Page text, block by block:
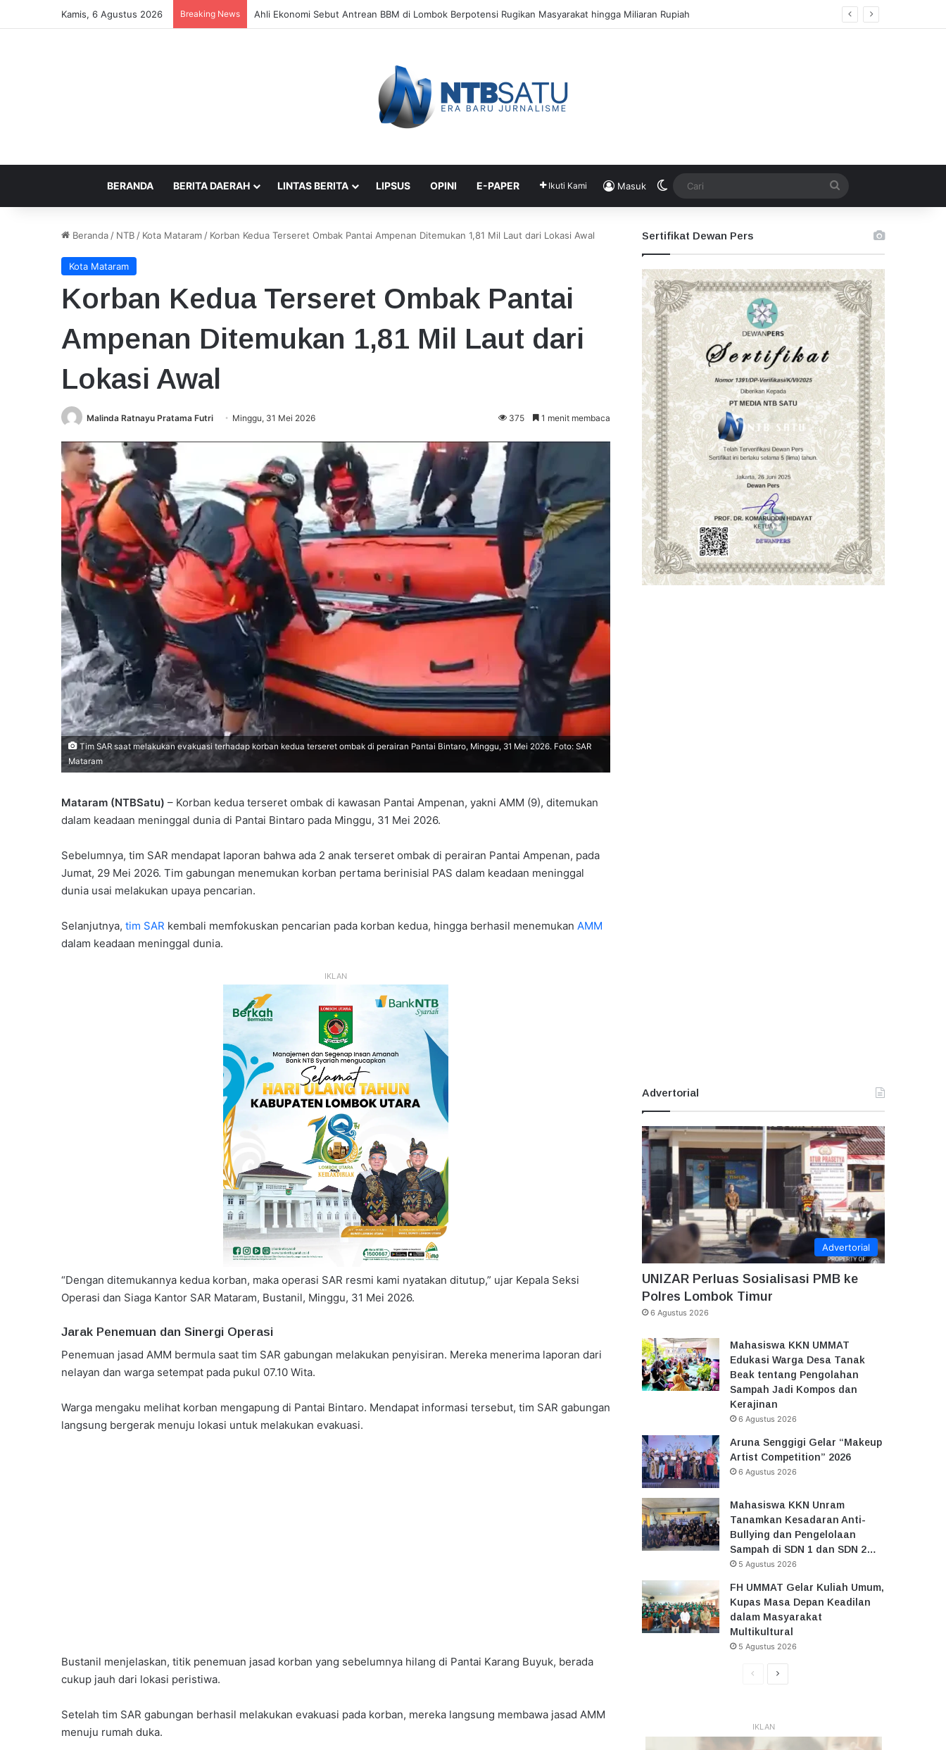
Kamis, 6 Agustus 2026 Breaking News Pemkot Bima Perketat Pengawasan Proyek Gedung Rawat Inap RSUD
BERANDA BERITA DAERAH LINTAS BERITA LIPSUS OPINI E-PAPER Ikuti Kami Masuk Switch skin
Beranda / NTB / Kota Mataram / Korban Kedua Terseret Ombak Pantai Ampenan Ditemukan 1,81 Mil Laut dari Lokasi Awal
Kota Mataram
Korban Kedua Terseret Ombak Pantai
Ampenan Ditemukan 1,81 Mil Laut dari
Lokasi Awal
Malinda Ratnayu Pratama Futri Minggu, 31 Mei 2026 375 1 menit membaca
Tim SAR saat melakukan evakuasi terhadap korban kedua terseret ombak di perairan Pantai Bintaro, Minggu, 31 Mei 2026. Foto: SAR
Mataram
Mataram (NTBSatu) – Korban kedua terseret ombak di kawasan Pantai Ampenan, yakni AMM (9), ditemukan
dalam keadaan meninggal dunia di Pantai Bintaro pada Minggu, 31 Mei 2026.
Sebelumnya, tim SAR mendapat laporan bahwa ada 2 anak terseret ombak di perairan Pantai Ampenan, pada
Jumat, 29 Mei 2026. Tim gabungan menemukan korban pertama berinisial PAS dalam keadaan meninggal
dunia usai melakukan upaya pencarian.
Selanjutnya, tim SAR kembali memfokuskan pencarian pada korban kedua, hingga berhasil menemukan AMM
dalam keadaan meninggal dunia.
IKLAN
“Dengan ditemukannya kedua korban, maka operasi SAR resmi kami nyatakan ditutup,” ujar Kepala Seksi
Operasi dan Siaga Kantor SAR Mataram, Bustanil, Minggu, 31 Mei 2026.
Jarak Penemuan dan Sinergi Operasi
Penemuan jasad AMM bermula saat tim SAR gabungan melakukan penyisiran. Mereka menerima laporan dari
nelayan dan warga setempat pada pukul 07.10 Wita.
Warga mengaku melihat korban mengapung di Pantai Bintaro. Mendapat informasi tersebut, tim SAR gabungan
langsung bergerak menuju lokasi untuk melakukan evakuasi.
Bustanil menjelaskan, titik penemuan jasad korban yang sebelumnya hilang di Pantai Karang Buyuk, berada
cukup jauh dari lokasi peristiwa.
Setelah tim SAR gabungan berhasil melakukan evakuasi pada korban, mereka langsung membawa jasad AMM
menuju rumah duka.
Sertifikat Dewan Pers
Advertorial
Advertorial
UNIZAR Perluas Sosialisasi PMB ke
Polres Lombok Timur
6 Agustus 2026
Mahasiswa KKN UMMAT
Edukasi Warga Desa Tanak
Beak tentang Pengolahan
Sampah Jadi Kompos dan
Kerajinan
6 Agustus 2026
Aruna Senggigi Gelar “Makeup
Artist Competition” 2026
6 Agustus 2026
Mahasiswa KKN Unram
Tanamkan Kesadaran Anti-
Bullying dan Pengelolaan
Sampah di SDN 1 dan SDN 2…
5 Agustus 2026
FH UMMAT Gelar Kuliah Umum,
Kupas Masa Depan Keadilan
dalam Masyarakat
Multikultural
5 Agustus 2026
HalamanHalaman
IKLAN